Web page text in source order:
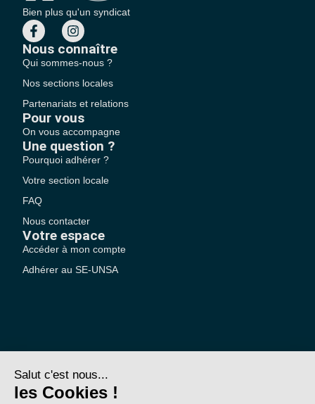
Bien plus qu'un syndicat
Nous connaître
Qui sommes-nous ?
Nos sections locales
Partenariats et relations
Pour vous
On vous accompagne
Une question ?
Pourquoi adhérer ?
Votre section locale
FAQ
Nous contacter
Votre espace
Accéder à mon compte
Adhérer au SE-UNSA
SE-Unsa est un syndicat de l’UNSA